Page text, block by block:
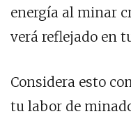
energía al minar
verá reflejado en
Considera esto
tu labor de